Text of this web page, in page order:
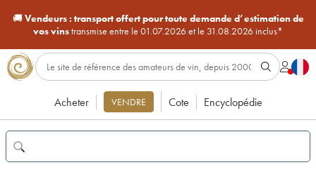
🚚Vendeurs : transport offert pour toute demande d’estimation de
vos vinstransmise entre le 01.07.2026 et le 31.08.2026 inclus*
Acheter VENDRE Cote Encyclopédie